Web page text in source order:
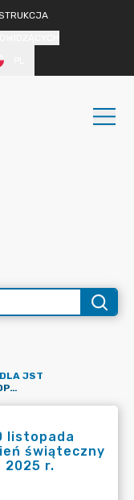
JST
INFORMACJA O WOLNYM DNIU 10 LISTOPADA 2025 R. (PONIEDZIAŁEK) ZA DZIEŃ ŚWIĄTECZNY WYPADAJĄCY DNIA 1 LISTOPADA 2025 R.
listopada
świąteczny
2025 r.